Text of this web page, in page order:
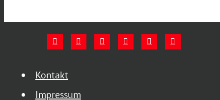
Kontakt
Impressum